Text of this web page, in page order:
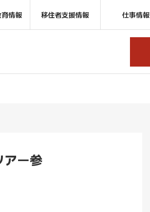
情報 移住者支援情報 仕事情報
アー参